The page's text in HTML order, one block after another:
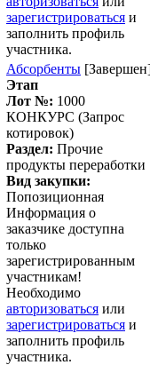
зарегистрироваться и
заполнить профиль
участника.
Абсорбенты
Этап
Лот №: 1000
КОНКУРС (Запрос
котировок)
Раздел: Прочие
продукты переработки
Вид закупки:
Попозиционная
Информация о
заказчике доступна
только
зарегистрированным
участникам!
Необходимо
авторизоваться или
зарегистрироваться и
заполнить профиль
участника.